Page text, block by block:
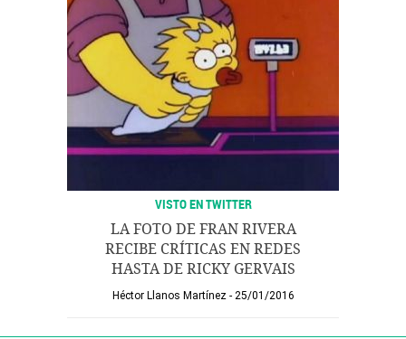
VISTO EN TWITTER
LA FOTO DE FRAN RIVERA
RECIBE CRÍTICAS EN REDES
HASTA DE RICKY GERVAIS
Héctor Llanos Martínez 25/01/2016